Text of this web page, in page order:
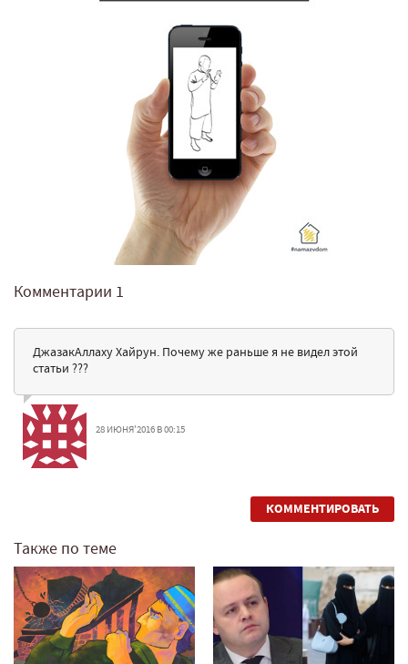
Комментарии 1
ДжазакАллаху Хайрун. Почему же раньше я не видел этой
статьи ???
28 ИЮНЯ'2016 В 00:15
КОММЕНТИРОВАТЬ
Также по теме